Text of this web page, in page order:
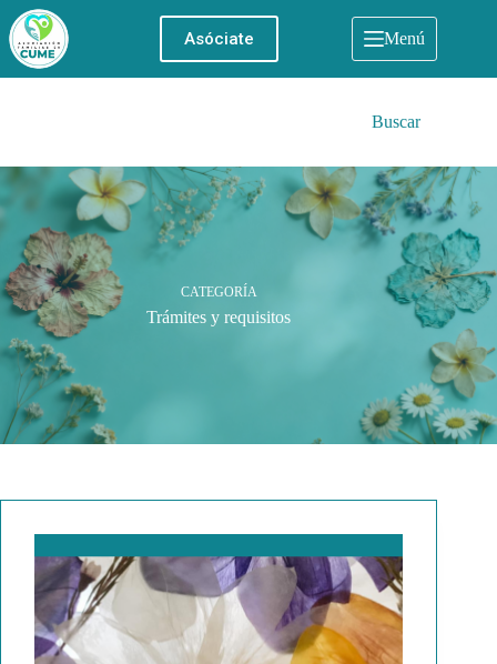
Saltar
al
contenido
Asóciate Menú
Buscar
CATEGORÍA
Trámites y requisitos